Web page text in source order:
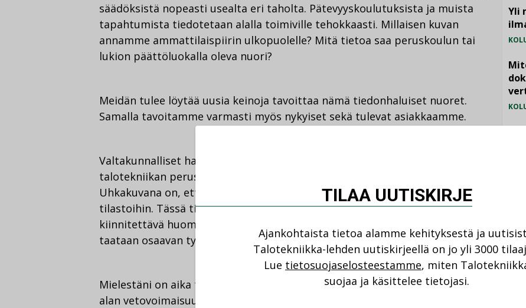
säädöksistä nopeasti usealta eri taholta. Pätevyyskoulutuksista ja muista
tapahtumista tiedotetaan alalla toimiville tehokkaasti. Millaisen kuvan
annamme ammattilaispiirin ulkopuolelle? Mitä tietoa saa peruskoulun tai
lukion päättöluokalla oleva nuori?
Meidän tulee löytää uusia keinoja tavoittaa nämä tiedonhaluiset nuoret.
Samalla tavoitamme varmasti myös nykyiset sekä tulevat asiakkaamme.
Valtakunnalliset hakijatilastot osoittavat, että ensisijaisten hakijoiden määrä
talotekniikan perustutkintoon on ollut laskussa jo usean vuoden ajan.
Uhkakuvana on, että sama trendi leviää ammattikorkeakouluun pyrkivien
tilastoihin. Tässä tilanteessa kaikkien talotekniikka-alan toimijoiden on
kiinnitettävä huomiota yhteisen julkisuuskuvan kirkastamiseen, jotta
taataan osaavan työvoiman saanti tulevaisuudessakin.
Mielestäni on aika tehdä talotekniikalle oma kasvojen kohotus ja palauttaa
alan vetovoimaisuus huippuvuosien tasolle. Uskon, että talotekniikka-alan
Yli
TILAA UUTISKIRJE
Ajankohtaista tietoa alamme kehityksestä ja
Talotekniikka-lehden uutiskirjeellä on jo yli 3000
Lue tietosuojaselosteestamme, miten
suojaa ja käsittelee tietojasi.